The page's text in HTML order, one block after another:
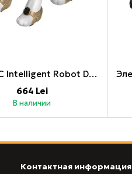
JJR/C RC Intelligent Robot Dog R27, золотой
664 Lei
В наличии
Контактная информация